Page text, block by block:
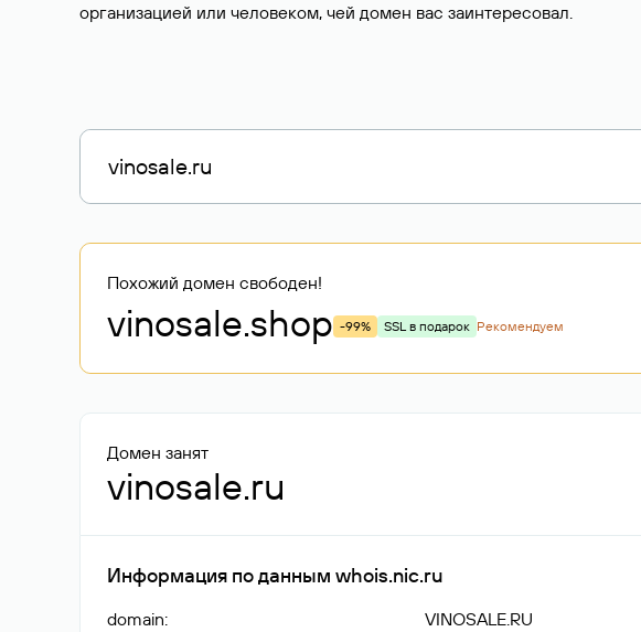
организацией или человеком, чей домен вас заинтересовал.
Похожий домен свободен!
vinosale.shop -99% SSL в подарок Рекомендуем
Домен занят
vinosale.ru
Информация по данным whois.nic.ru
domain:
VINOSALE.RU